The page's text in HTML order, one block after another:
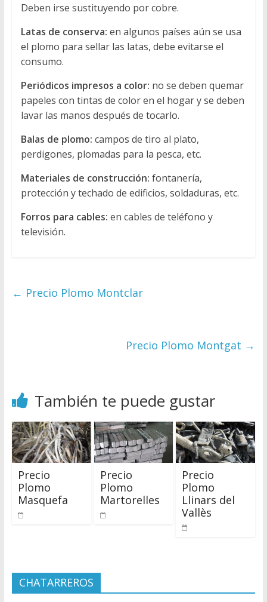
Deben irse sustituyendo por cobre.
Latas de conserva: en algunos países aún se usa
el plomo para sellar las latas, debe evitarse el
consumo.
Periódicos impresos a color: no se deben quemar
papeles con tintas de color en el hogar y se deben
lavar las manos después de tocarlo.
Balas de plomo: campos de tiro al plato,
perdigones, plomadas para la pesca, etc.
Materiales de construcción: fontanería,
protección y techado de edificios, soldaduras, etc.
Forros para cables: en cables de teléfono y
televisión.
← Precio Plomo Montclar
Precio Plomo Montgat →
También te puede gustar
Precio
Plomo
Masquefa
Precio
Plomo
Martorelles
Precio
Plomo
Llinars del
Vallès
CHATARREROS